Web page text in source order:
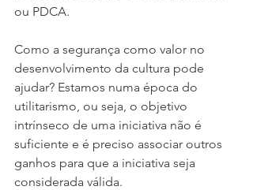
ou PDCA.
Como a segurança como valor no
desenvolvimento da cultura pode
ajudar? Estamos numa época do
utilitarismo, ou seja, o objetivo
intrínseco de uma iniciativa não é
suficiente e é preciso associar outros
ganhos para que a iniciativa seja
considerada válida.